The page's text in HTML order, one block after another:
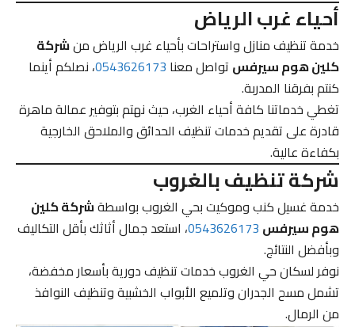
أحياء غرب الرياض
خدمة تنظيف منازل واستراحات بأحياء غرب الرياض منشركة
كلين هوم سيرفستواصل معنا0543626173، نصلكم أينما
كنتم بفرقنا المدربة.
تغطي خدماتنا كافة أحياء الغرب، حيث نهتم بتوفير عمالة ماهرة
قادرة على تقديم خدمات تنظيف الحدائق والملاحق الخارجية
بكفاءة عالية.
شركة تنظيف بالغروب
خدمة غسيل كنب وموكيت بحي الغروب بواسطةشركة كلين
هوم سيرفس0543626173، استعد جمال أثاثك بأقل التكاليف
وبأفضل النتائج.
نوفر لسكان حي الغروب خدمات تنظيف دورية بأسعار مخفضة،
تشمل مسح الجدران وتلميع الأبواب الخشبية وتنظيف النوافذ
من الرمال.